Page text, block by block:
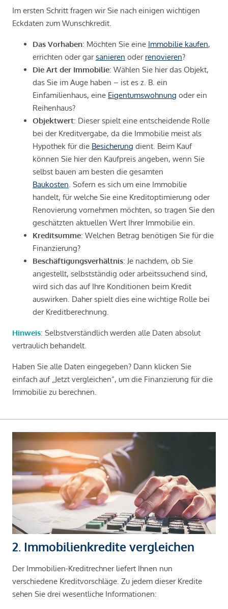
Im ersten Schritt fragen wir Sie nach einigen wichtigen
Eckdaten zum Wunschkredit.
Das Vorhaben: Möchten Sie eine Immobilie kaufen,
errichten oder garsanieren oder renovieren?
Die Art der Immobilie: Wählen Sie hier das Objekt,
das Sie im Auge haben – ist es z. B. ein
Einfamilienhaus, eine Eigentumswohnung oder ein
Reihenhaus?
Objektwert: Dieser spielt eine entscheidende Rolle
bei der Kreditvergabe, da die Immobilie meist als
Hypothek für die Besicherung dient. Beim Kauf
können Sie hier den Kaufpreis angeben, wenn Sie
selbst bauen am besten die gesamten
Baukosten . Sofern es sich um eine Immobilie
handelt, für welche Sie eine Kreditoptimierung oder
Renovierung vornehmen möchten, so tragen Sie den
geschätzten aktuellen Wert Ihrer Immobilie ein.
Kreditsumme: Welchen Betrag benötigen Sie für die
Finanzierung?
Beschäftigungsverhältnis: Je nachdem, ob Sie
angestellt, selbstständig oder arbeitssuchend sind,
wird sich das auf Ihre Konditionen beim Kredit
auswirken. Daher spielt dies eine wichtige Rolle bei
der Kreditberechnung.
Hinweis: Selbstverständlich werden alle Daten absolut
vertraulich behandelt.
Haben Sie alle Daten eingegeben? Dann klicken Sie
einfach auf „Jetzt vergleichen“, um die Finanzierung für die
Immobilie zu berechnen.
2. Immobilienkredite vergleichen
Der Immobilien-Kreditrechner liefert Ihnen nun
verschiedene Kreditvorschläge. Zu jedem dieser Kredite
sehen Sie drei wesentliche Informationen: